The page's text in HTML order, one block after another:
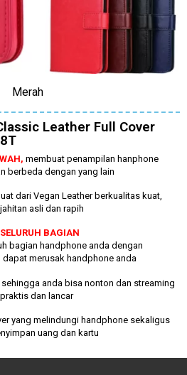
Merah
Leather Full Cover
membuat penampilan hanphone
berbeda dengan yang lain
dari Vegan Leather berkualitas kuat,
asli dan rapih
BAGIAN
bagian handphone anda dengan
merusak handphone anda
sehingga anda bisa nonton dan streaming
dan lancar
yang melindungi handphone sekaligus
uang dan kartu